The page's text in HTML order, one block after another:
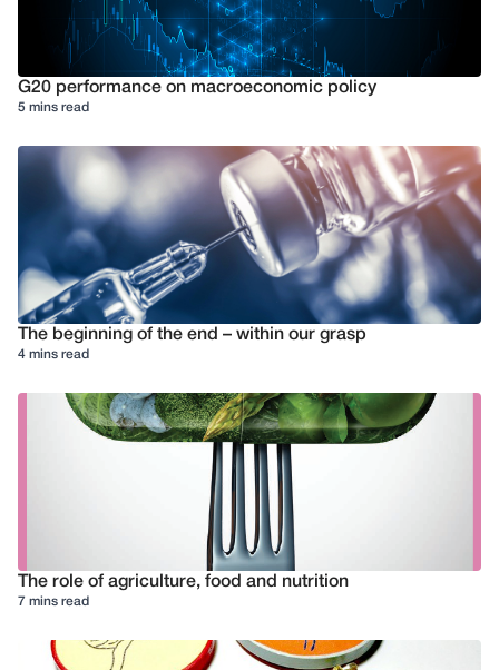
G20 performance on macroeconomic policy
5 mins read
The beginning of the end – within our grasp
4 mins read
The role of agriculture, food and nutrition
7 mins read